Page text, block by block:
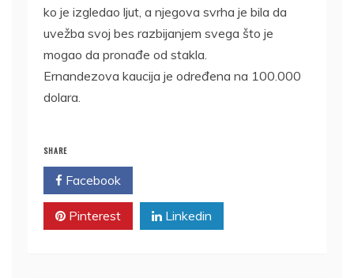
ko je izgledao ljut, a njegova svrha je bila da
uvežba svoj bes razbijanjem svega što je
mogao da pronađe od stakla.
Ernandezova kaucija je određena na 100.000
dolara.
SHARE
Facebook
Pinterest Linkedin